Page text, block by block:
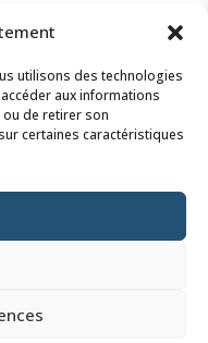
utilisons des technologies
aux informations
de retirer son
certaines caractéristiques